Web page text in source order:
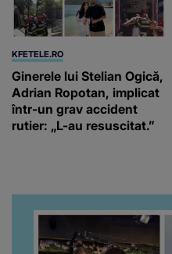
KFETELE.RO
Ginerele lui Stelian Ogică,
Adrian Ropotan, implicat
într-un grav accident
rutier: „L-au resuscitat.”